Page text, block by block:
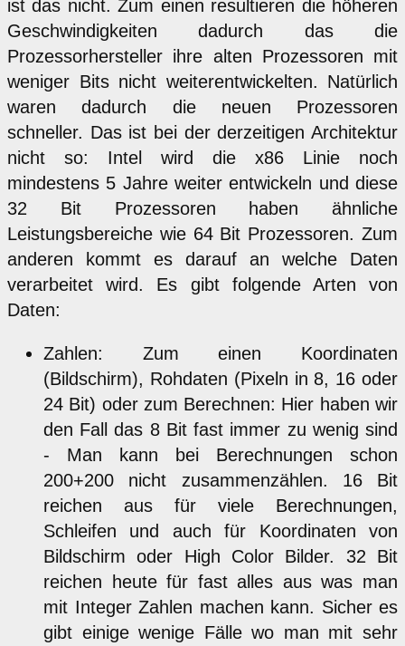
ist das nicht. Zum einen resultieren die höheren
Geschwindigkeiten dadurch das die
Prozessorhersteller ihre alten Prozessoren mit
weniger Bits nicht weiterentwickelten. Natürlich
waren dadurch die neuen Prozessoren
schneller. Das ist bei der derzeitigen Architektur
nicht so: Intel wird die x86 Linie noch
mindestens 5 Jahre weiter entwickeln und diese
32 Bit Prozessoren haben ähnliche
Leistungsbereiche wie 64 Bit Prozessoren. Zum
anderen kommt es darauf an welche Daten
verarbeitet wird. Es gibt folgende Arten von
Daten:
Zahlen: Zum einen Koordinaten
(Bildschirm), Rohdaten (Pixeln in 8, 16 oder
24 Bit) oder zum Berechnen: Hier haben wir
den Fall das 8 Bit fast immer zu wenig sind
- Man kann bei Berechnungen schon
200+200 nicht zusammenzählen. 16 Bit
reichen aus für viele Berechnungen,
Schleifen und auch für Koordinaten von
Bildschirm oder High Color Bilder. 32 Bit
reichen heute für fast alles aus was man
mit Integer Zahlen machen kann. Sicher es
gibt einige wenige Fälle wo man mit sehr